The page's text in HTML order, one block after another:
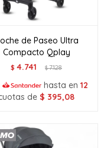
de Paseo Ultra
Compacto Qplay
$ 4.741 $7.128
hasta en 12
de $ 395,08